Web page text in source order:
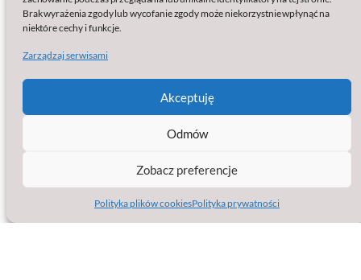
Brak wyrażenia zgody lub wycofanie zgody może niekorzystnie wpłynąć na
niektóre cechy i funkcje.
Zarządzaj serwisami
Akceptuję
Odmów
Zobacz preferencje
Polityka plików cookiesPolityka prywatności
baSap sp. z o.o.
Regon: 387102999
Strona facebook